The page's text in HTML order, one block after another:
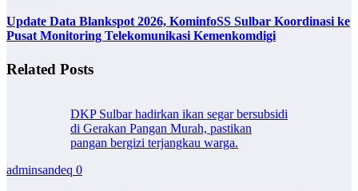
Update Data Blankspot 2026, KominfoSS Sulbar Koordinasi ke
Pusat Monitoring Telekomunikasi Kemenkomdigi
Related Posts
DKP Sulbar hadirkan ikan segar bersubsidi
di Gerakan Pangan Murah, pastikan
pangan bergizi terjangkau warga.
adminsandeq 0